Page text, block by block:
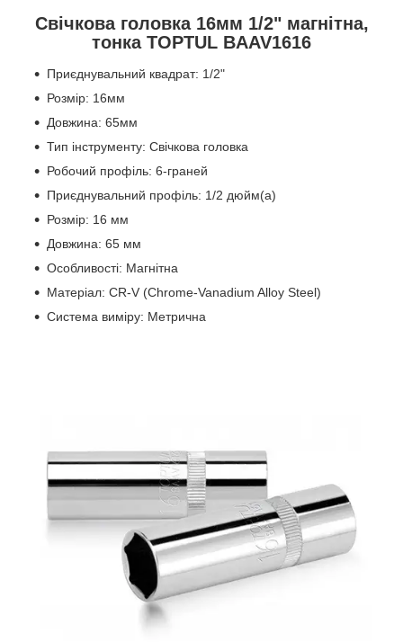
Свічкова головка 16мм 1/2" магнітна,
тонка TOPTUL BAAV1616
Приєднувальний квадрат: 1/2"
Розмір: 16мм
Довжина: 65мм
Тип інструменту: Свічкова головка
Робочий профіль: 6-граней
Приєднувальний профіль: 1/2 дюйм(а)
Розмір: 16 мм
Довжина: 65 мм
Особливості: Магнітна
Матеріал: CR-V (Chrome-Vanadium Alloy Steel)
Система виміру: Метрична